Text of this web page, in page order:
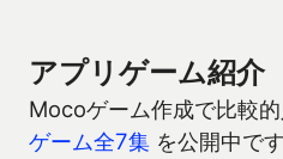
アプリゲーム紹介
Mocoゲーム作成で比較
ゲーム全7集 を公開中で